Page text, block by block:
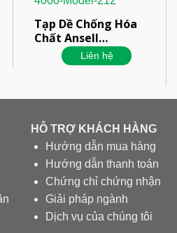
Tạp Dề Chống Hóa
Chất Ansell
Microchem 4000
Model 212
Liên hệ
HỖ TRỢ KHÁCH HÀNG
Hướng dẫn mua hàng
Hướng dẫn thanh toán
Chứng chỉ chứng nhận
Giải pháp ngành
Dịch vụ của chúng tôi